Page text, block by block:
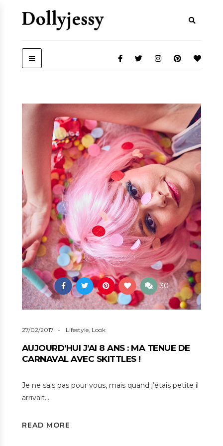
30
27/02/2017 Lifestyle, Look
AUJOURD’HUI J’AI 8 ANS : MA TENUE DE
CARNAVAL AVEC SKITTLES !
Je ne sais pas pour vous, mais quand j’étais petite il
arrivait…
READ MORE